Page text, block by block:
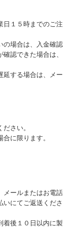
日１５時までのご注
の場合は、入金確認
認できた場合は、
延する場合は、メー
さい。
に限ります。
メールまたはお電話
いにてご返送くださ
着後１０日以内に製